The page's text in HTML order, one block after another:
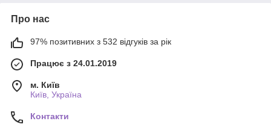
Про нас
97% позитивних з 532 відгуків за рік
Працює з 24.01.2019
м. Київ
Київ, Україна
Контакти